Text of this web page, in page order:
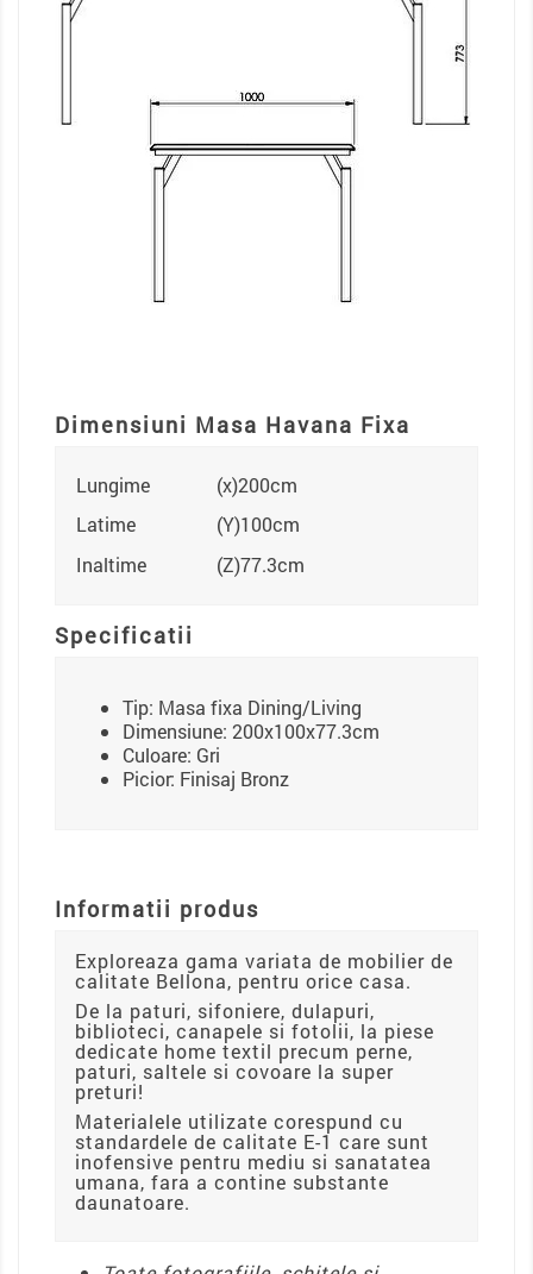
Dimensiuni Masa Havana Fixa
Lungime
(x)200cm
Latime
(Y)100cm
Inaltime
(Z)77.3cm
Specificatii
Tip: Masa fixa Dining/Living
Dimensiune: 200x100x77.3cm
Culoare: Gri
Picior: Finisaj Bronz
Informatii produs
Exploreaza gama variata de mobilier de
calitate Bellona, pentru orice casa.
De la paturi, sifoniere, dulapuri,
biblioteci, canapele si fotolii, la piese
dedicate home textil precum perne,
paturi, saltele si covoare la super
preturi!
Materialele utilizate corespund cu
standardele de calitate E-1 care sunt
inofensive pentru mediu si sanatatea
umana, fara a contine substante
daunatoare.